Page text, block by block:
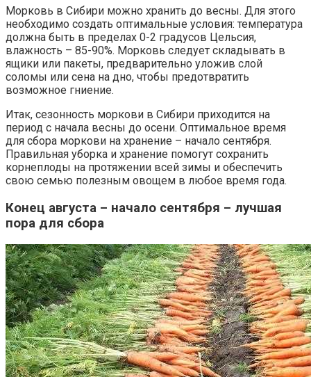
Морковь в Сибири можно хранить до весны. Для этого
необходимо создать оптимальные условия: температура
должна быть в пределах 0-2 градусов Цельсия,
влажность – 85-90%. Морковь следует складывать в
ящики или пакеты, предварительно уложив слой
соломы или сена на дно, чтобы предотвратить
возможное гниение.
Итак, сезонность моркови в Сибири приходится на
период с начала весны до осени. Оптимальное время
для сбора моркови на хранение – начало сентября.
Правильная уборка и хранение помогут сохранить
корнеплоды на протяжении всей зимы и обеспечить
свою семью полезным овощем в любое время года.
Конец августа – начало сентября – лучшая
пора для сбора